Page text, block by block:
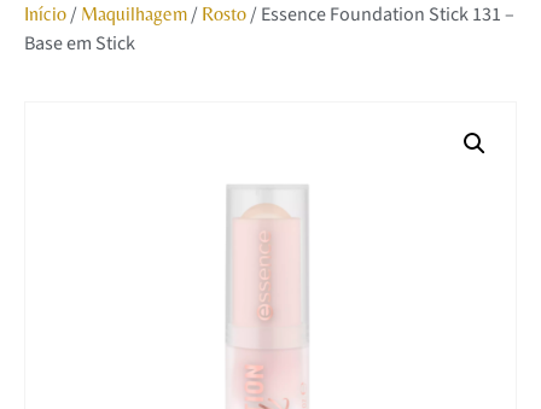
Unhas
Início/ Maquilhagem/ Rosto/ Essence Foundation Stick 131 –
Base em Stick